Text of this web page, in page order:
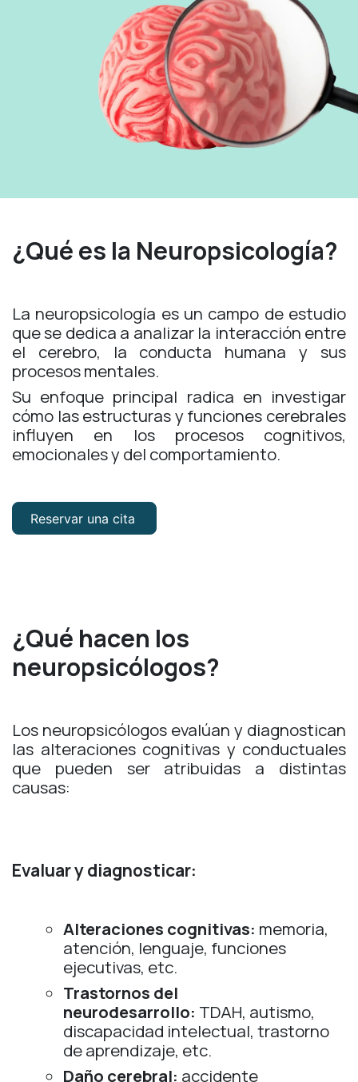
¿Qué es la Neuropsicología?
La neuropsicología es un campo de estudio
que se dedica a analizar la interacción entre
el cerebro, la conducta humana y sus
procesos mentales.
Su enfoque principal radica en investigar
cómo las estructuras y funciones cerebrales
influyen en los procesos cognitivos,
emocionales y del comportamiento.
Reservar una cita
¿Qué hacen los
neuropsicólogos?
Los neuropsicólogos evalúan y diagnostican
las alteraciones cognitivas y conductuales
que pueden ser atribuidas a distintas
causas:
​Evaluar y diagnosticar:
Alteraciones cognitivas: memoria,
atención, lenguaje, funciones
ejecutivas, etc.
Trastornos del
neurodesarrollo: TDAH, autismo,
discapacidad intelectual, trastorno
de aprendizaje, etc.
Daño cerebral: accidente